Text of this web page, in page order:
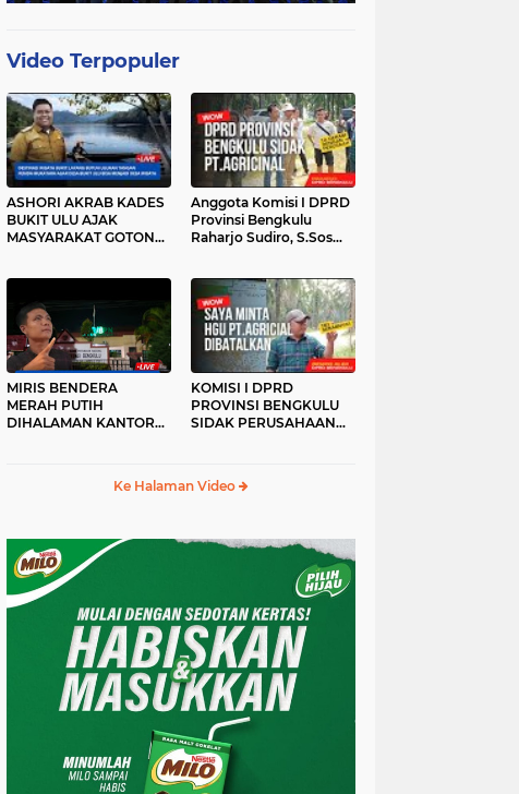
Video Terpopuler
ASHORI AKRAB KADES
BUKIT ULU AJAK
MASYARAKAT GOTONG
Anggota Komisi I DPRD
Provinsi Bengkulu
Raharjo Sudiro, S.Sos
MIRIS BENDERA
MERAH PUTIH
DIHALAMAN KANTOR
KOMISI I DPRD
PROVINSI BENGKULU
SIDAK PERUSAHAAN
Ke Halaman Video